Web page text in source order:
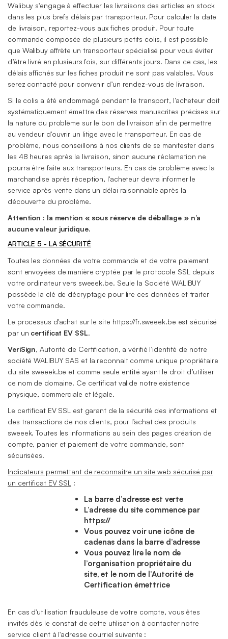
Walibuy s'engage à effectuer les livraisons des articles en stock
dans les plus brefs délais par transporteur. Pour calculer la date
de livraison, reportez-vous aux fiches produit. Pour toute
commande composée de plusieurs petits colis, il est possible
que Walibuy affrète un transporteur spécialisé pour vous éviter
d’être livré en plusieurs fois, sur différents jours. Dans ce cas, les
délais affichés sur les fiches produit ne sont pas valables. Vous
serez contacté pour convenir d’un rendez-vous de livraison.
Si le colis a été endommagé pendant le transport, l’acheteur doit
systématiquement émettre des réserves manuscrites précises sur
la nature du problème sur le bon de livraison afin de permettre
au vendeur d'ouvrir un litige avec le transporteur. En cas de
problème, nous conseillons à nos clients de se manifester dans
les 48 heures après la livraison, sinon aucune réclamation ne
pourra être faite aux transporteurs. En cas de problème avec la
marchandise après réception, l'acheteur devra informer le
service après-vente dans un délai raisonnable après la
découverte du problème.
Attention : la mention « sous réserve de déballage » n’a
aucune valeur juridique.
ARTICLE 5 - LA SÉCURITÉ
Toutes les données de votre commande et de votre paiement
sont envoyées de manière cryptée par le protocole SSL depuis
votre ordinateur vers sweeek.be. Seule la Société WALIBUY
possède la clé de décryptage pour lire ces données et traiter
votre commande.
Le processus d'achat sur le site https://fr.sweeek.be est sécurisé
par un certificat EV SSL.
VeriSign, Autorité de Certification, a vérifié l’identité de notre
société WALIBUY SAS et la reconnait comme unique propriétaire
du site sweeek.be et comme seule entité ayant le droit d’utiliser
ce nom de domaine. Ce certificat valide notre existence
physique, commerciale et légale.
Le certificat EV SSL est garant de la sécurité des informations et
des transactions de nos clients, pour l’achat des produits
sweeek. Toutes les informations au sein des pages création de
compte, panier et paiement de votre commande, sont
sécurisées.
Indicateurs permettant de reconnaitre un site web sécurisé par
un certificat EV SSL :
La barre d’adresse est verte
L’adresse du site commence par
https://
Vous pouvez voir une icône de
cadenas dans la barre d’adresse
Vous pouvez lire le nom de
l’organisation propriétaire du
site, et le nom de l’Autorité de
Certification émettrice
En cas d'utilisation frauduleuse de votre compte, vous êtes
invités dès le constat de cette utilisation à contacter notre
service client à l'adresse courriel suivante :